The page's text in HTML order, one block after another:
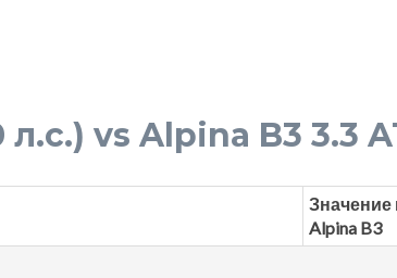
vs Alpina B3 3.3
Значение
Alpina B3